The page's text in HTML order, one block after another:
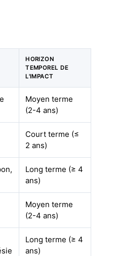
HORIZON
TEMPOREL DE
L'IMPACT
Moyen terme
(2-4 ans)
Court terme (≤
2 ans)
Long terme (≥ 4
ans)
Moyen terme
(2-4 ans)
Long terme (≥ 4
ans)